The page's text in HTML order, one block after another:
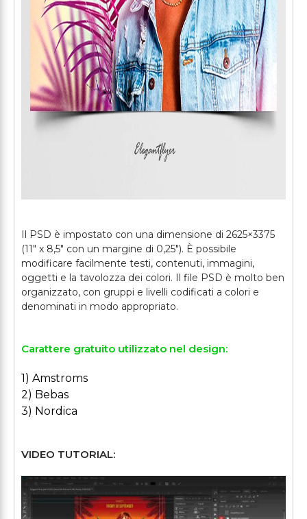
Il PSD è impostato con una dimensione di 2625×3375
(11" x 8,5" con un margine di 0,25"). È possibile
modificare facilmente testi, contenuti, immagini,
oggetti e la tavolozza dei colori. Il file PSD è molto ben
organizzato, con gruppi e livelli codificati a colori e
Carattere gratuito utilizzato nel design:
1) Amstroms
2) Bebas
3) Nordica
VIDEO TUTORIAL: